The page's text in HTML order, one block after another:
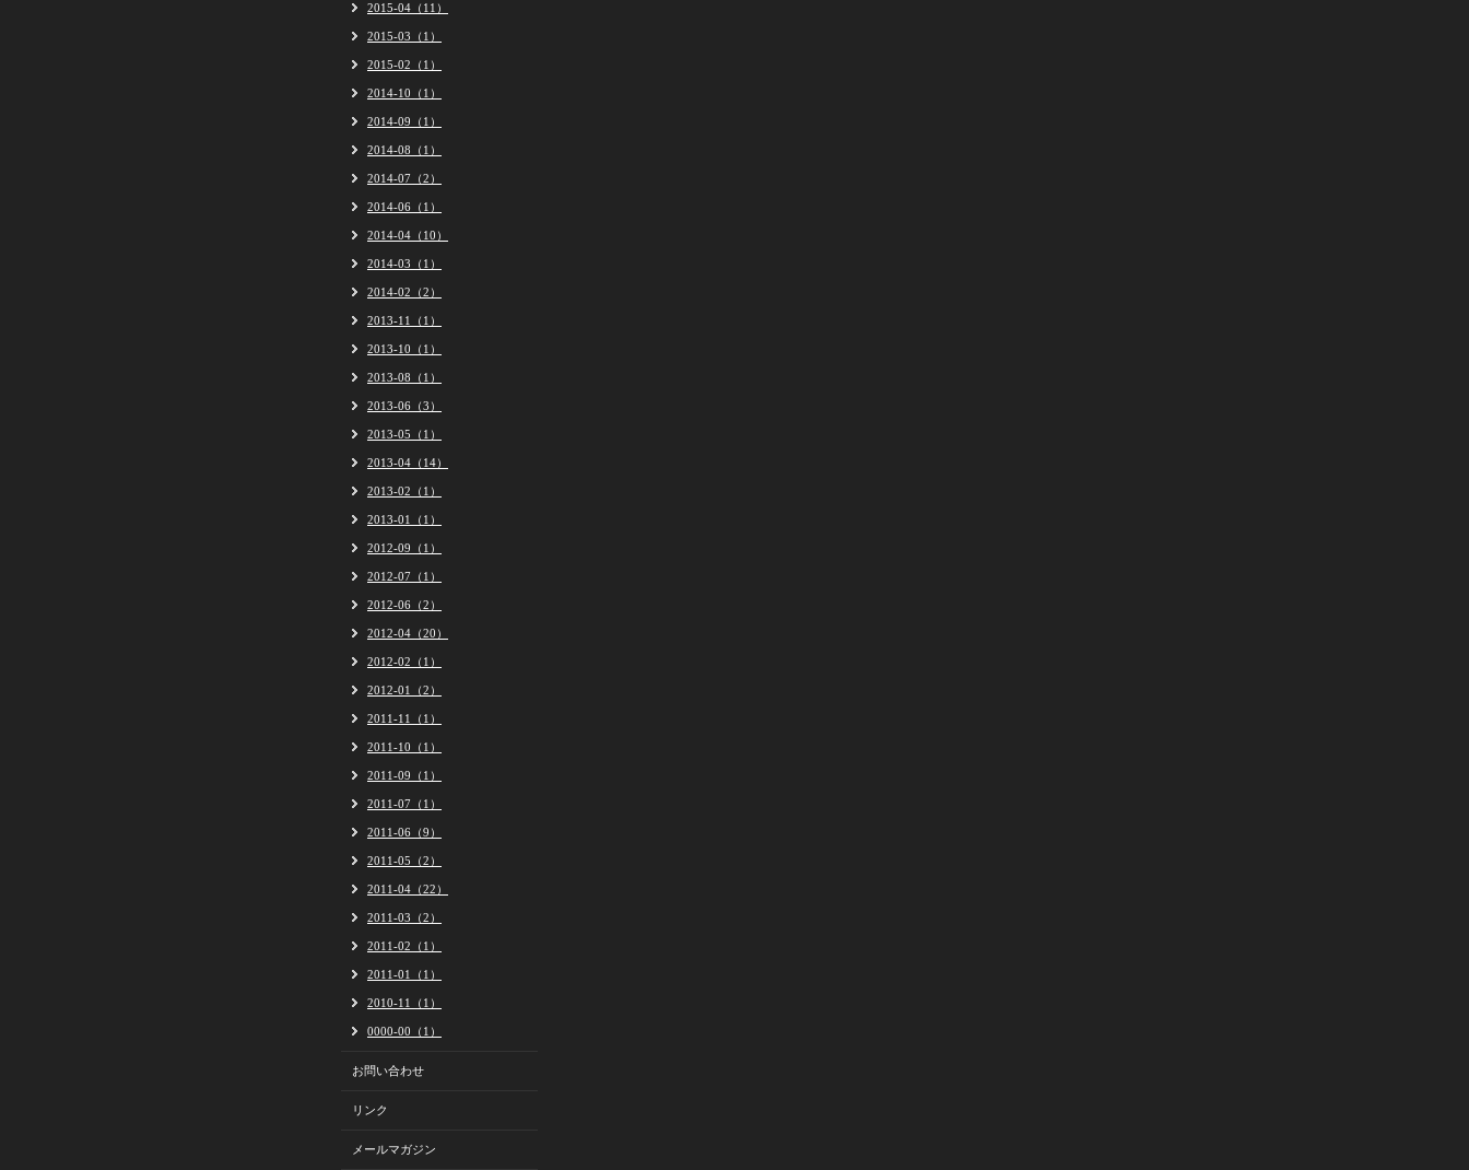
2015-04（11）
2015-03（1）
2015-02（1）
2014-10（1）
2014-09（1）
2014-08（1）
2014-07（2）
2014-06（1）
2014-04（10）
2014-03（1）
2014-02（2）
2013-11（1）
2013-10（1）
2013-08（1）
2013-06（3）
2013-05（1）
2013-04（14）
2013-02（1）
2013-01（1）
2012-09（1）
2012-07（1）
2012-06（2）
2012-04（20）
2012-02（1）
2012-01（2）
2011-11（1）
2011-10（1）
2011-09（1）
2011-07（1）
2011-06（9）
2011-05（2）
2011-04（22）
2011-03（2）
2011-02（1）
2011-01（1）
2010-11（1）
0000-00（1）
お問い合わせ
リンク
メールマガジン